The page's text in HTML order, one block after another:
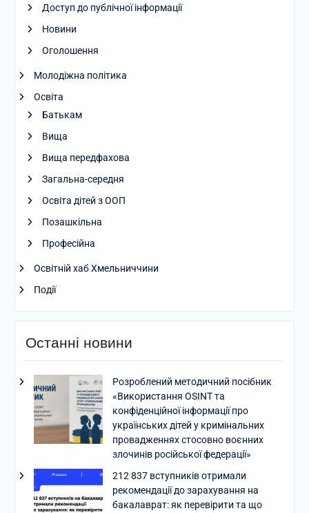
Доступ до публічної інформації
Новини
Оголошення
Молодіжна політика
Освіта
Батькам
Вища
Вища передфахова
Загальна-середня
Освіта дітей з ООП
Позашкільна
Професійна
Освітній хаб Хмельниччини
Події
Останні новини
Розроблений методичний посібник
«Використання OSINT та
конфіденційної інформації про
українських дітей у кримінальних
провадженнях стосовно воєнних
злочинів російської федерації»
212 837 вступників отримали
рекомендації до зарахування на
бакалаврат: як перевірити та що